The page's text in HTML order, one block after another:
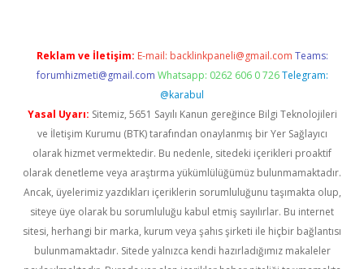
Reklam ve İletişim: E-mail: backlinkpaneli@gmail.com Teams:
forumhizmeti@gmail.com Whatsapp: 0262 606 0 726 Telegram:
@karabul
Yasal Uyarı: Sitemiz, 5651 Sayılı Kanun gereğince Bilgi Teknolojileri
ve İletişim Kurumu (BTK) tarafından onaylanmış bir Yer Sağlayıcı
olarak hizmet vermektedir. Bu nedenle, sitedeki içerikleri proaktif
olarak denetleme veya araştırma yükümlülüğümüz bulunmamaktadır.
Ancak, üyelerimiz yazdıkları içeriklerin sorumluluğunu taşımakta olup,
siteye üye olarak bu sorumluluğu kabul etmiş sayılırlar. Bu internet
sitesi, herhangi bir marka, kurum veya şahıs şirketi ile hiçbir bağlantısı
bulunmamaktadır. Sitede yalnızca kendi hazırladığımız makaleler